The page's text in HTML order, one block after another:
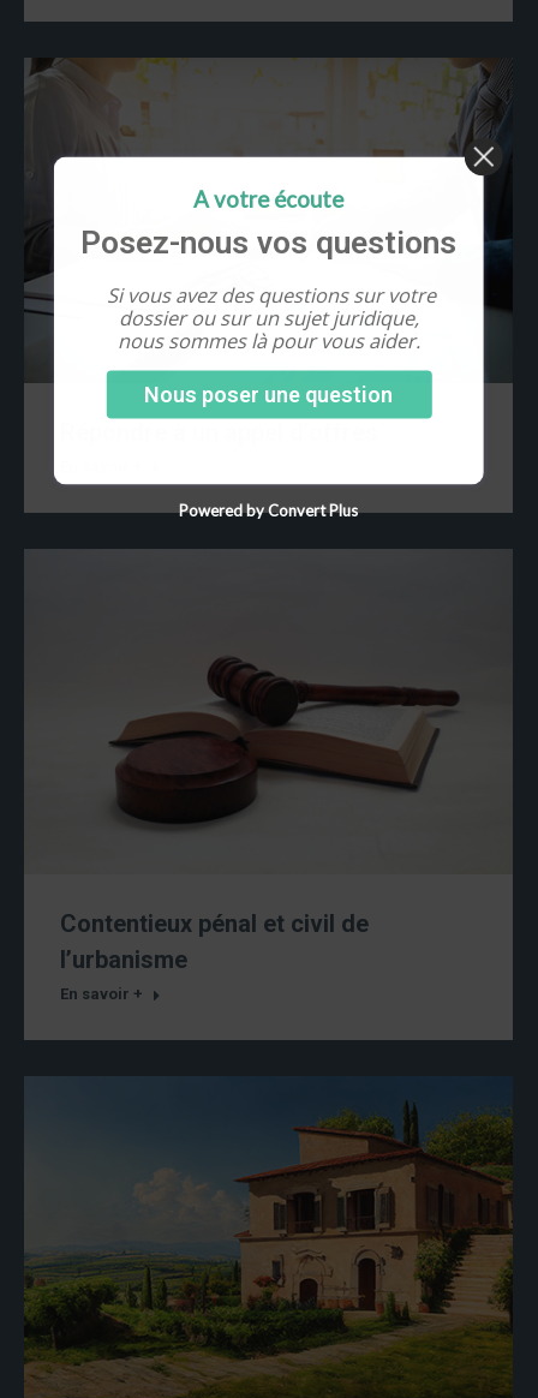
Contentieux pénal et civil de
l’urbanisme
En savoir +
A votre écoute
Posez-nous vos questions
Si vous avez des questions sur votre
dossier ou sur un sujet juridique,
nous sommes là pour vous aider.
Nous poser une question
Powered by Convert Plus